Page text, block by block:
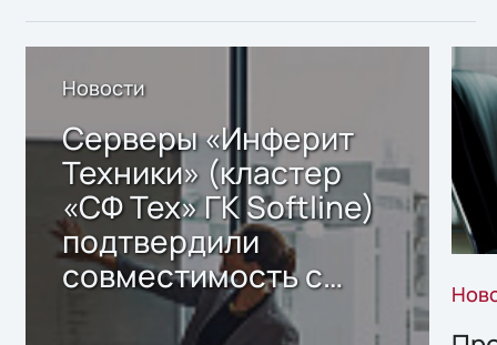
Новости
Серверы «Инферит
Техники» (кластер
«СФ Тех» ГК Softline)
подтвердили
совместимость с
решением Sharx